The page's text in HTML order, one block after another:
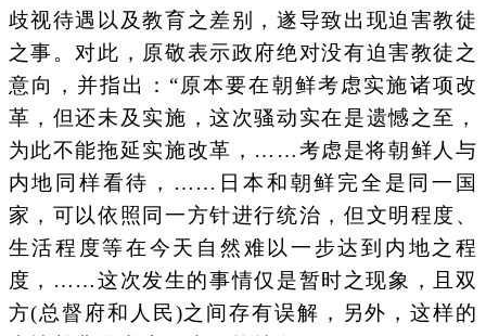
歧视待遇以及教育之差别，遂导致出现迫害教徒
之事。对此，原敬表示政府绝对没有迫害教徒之
意向，并指出：“原本要在朝鲜考虑实施诸项改
革，但还未及实施，这次骚动实在是遗憾之至，
为此不能拖延实施改革，……考虑是将朝鲜人与
内地同样看待，……日本和朝鲜完全是同一国
家，可以依照同一方针进行统治，但文明程度、
生活程度等在今天自然难以一步达到内地之程
度，……这次发生的事情仅是暂时之现象，且双
方(总督府和人民)之间存有误解，另外，这样的